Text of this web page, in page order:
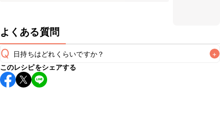
よくある質問
Q 日持ちはどれくらいですか？ +
保存期間は冷蔵で当日中が目安です。なるべくお早めにお召
し上がりください。
このレシピをシェアする